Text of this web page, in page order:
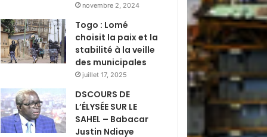
novembre 2, 2024
Togo : Lomé
choisit la paix et la
stabilité à la veille
des municipales
juillet 17, 2025
DSCOURS DE
L’ÉLYSÉE SUR LE
SAHEL – Babacar
Justin Ndiaye